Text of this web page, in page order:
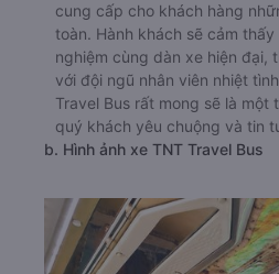
cung cấp cho khách hàng
toàn. Hành khách sẽ cảm
nghiệm cùng dàn xe hiện đại,
với đội ngũ nhân viên nhiệt
Travel Bus rất mong sẽ là
quý khách yêu chuộng và tin
b. Hình ảnh xe TNT Travel Bus